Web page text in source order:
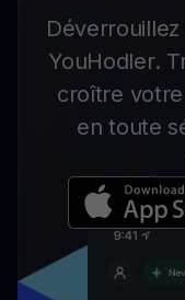
Déverrouillez
YouHodler.
croître
en toute